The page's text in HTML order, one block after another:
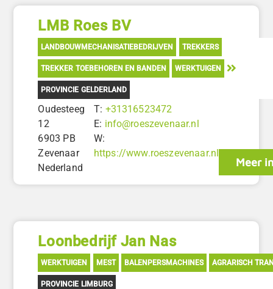
LMB Roes BV
LANDBOUWMECHANISATIEBEDRIJVEN TREKKERS
TREKKER TOEBEHOREN EN BANDEN WERKTUIGEN
PROVINCIE GELDERLAND
Oudesteeg
12
6903 PB
Zevenaar
Nederland
T: +31316523472
E: info@roeszevenaar.nl
W:
https://www.roeszevenaar.nl
Meer
Loonbedrijf Jan Nas
WERKTUIGEN MEST BALENPERSMACHINES AGRARISCH
PROVINCIE LIMBURG